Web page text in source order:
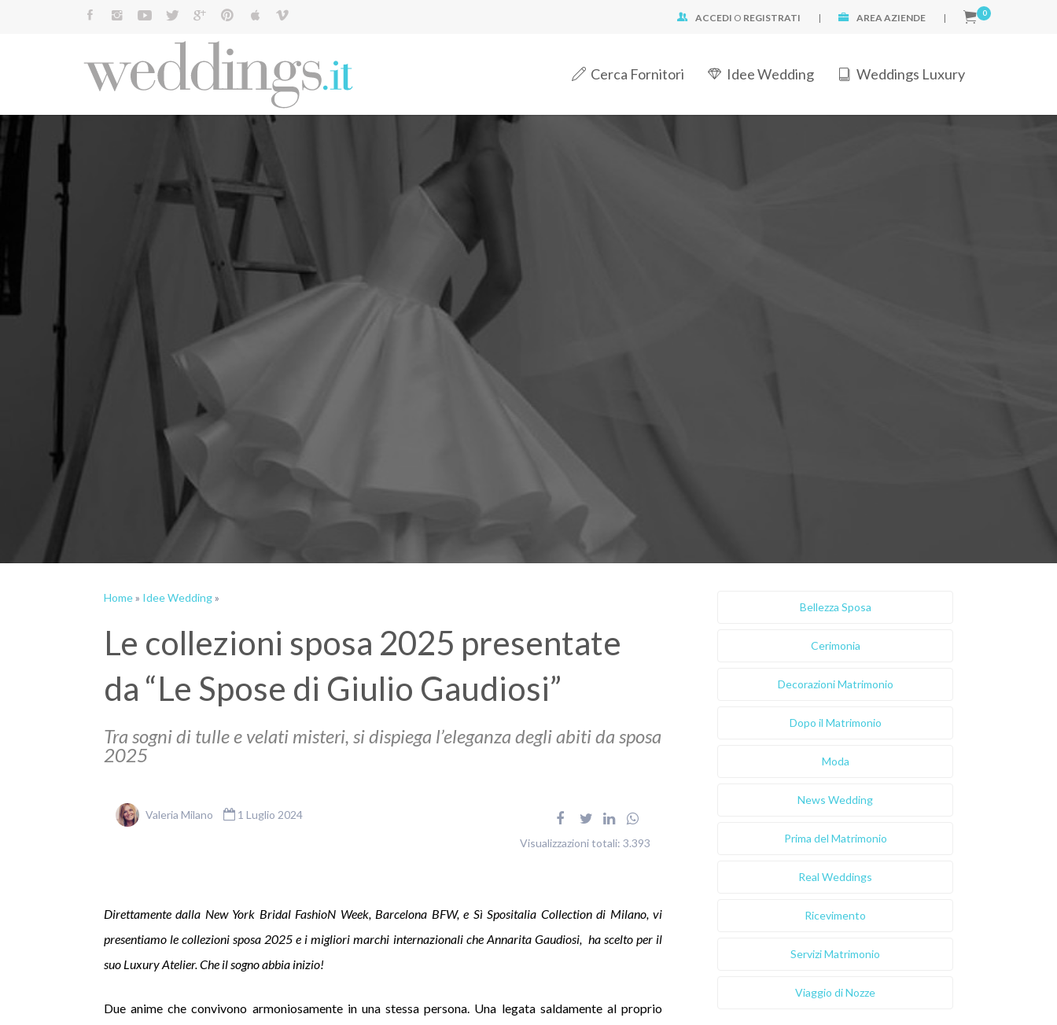
ACCEDI O REGISTRATI | AREA AZIENDE | 0
Cerca Fornitori Idee Wedding Weddings Luxury
Cerca:
Home» Idee Wedding»
Le collezioni sposa 2025 presentate
da “Le Spose di Giulio Gaudiosi”
Tra sogni di tulle e velati misteri, si dispiega l’eleganza degli abiti da sposa
2025
Valeria Milano 1 Luglio 2024
Visualizzazioni totali: 3.393
Direttamente dalla New York Bridal FashioN Week, Barcelona BFW, e Sì Spositalia Collection di Milano, vi
presentiamo le collezioni sposa 2025 e i migliori marchi internazionali che Annarita Gaudiosi, ha scelto per il
suo Luxury Atelier. Che il sogno abbia inizio!
Due anime che convivono armoniosamente in una stessa persona. Una legata saldamente al proprio
Bellezza Sposa
Cerimonia
Decorazioni Matrimonio
Dopo il Matrimonio
Moda
News Wedding
Prima del Matrimonio
Real Weddings
Ricevimento
Servizi Matrimonio
Viaggio di Nozze